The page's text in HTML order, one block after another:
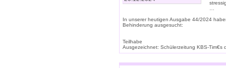
In unserer heutigen Ausgabe 44/2024
Behinderung ausgesucht:
Teilhabe
Ausgezeichnet: Schülerzeitung KBS-Tim€s